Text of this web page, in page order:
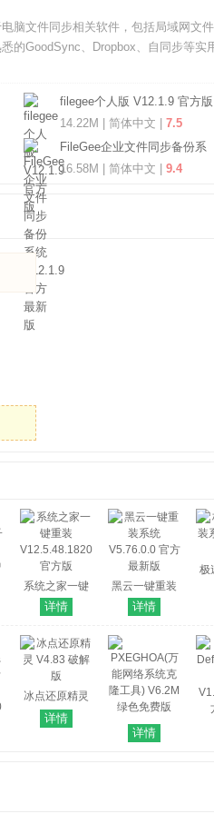
脑文件同步相关软件，包括局域网文
的GoodSync、Dropbox、自同步等实
filegee个人版 V12.1.9 官方版
14.22M | 简体中文 | 7.5
FileGee企业文件同步备份系
统 V12.1.9 官方最新版
16.58M | 简体中文 | 9.4
系统之家一键
重装
V12.5.48.1820
官方版
详情
黑云一键重装
系统 V5.76.0.0
官方最新版
详情
极
冰点还原精灵
V4.83 破解版
详情
PXEGHOA(万
能网络系统克
详情